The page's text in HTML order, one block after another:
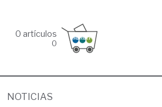
0 artículos
0
NOTICIAS